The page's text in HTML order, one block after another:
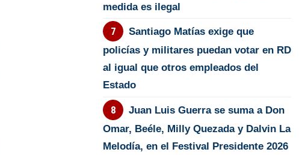
medida es ilegal
Santiago Matías exige que
policías y militares puedan votar en RD
al igual que otros empleados del
Estado
Juan Luis Guerra se suma a Don
Omar, Beéle, Milly Quezada y Dalvin La
Melodía, en el Festival Presidente 2026